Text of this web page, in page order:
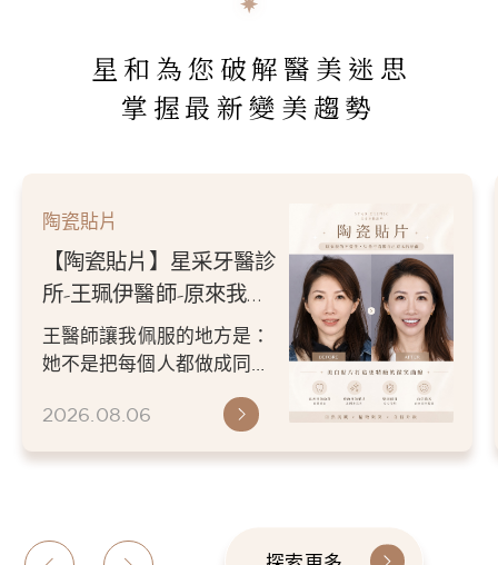
星和為您破解醫美迷思
掌握最新變美趨勢
陶瓷貼片
【陶瓷貼片】星采牙醫診
所-王珮伊醫師-原來我的
不愛笑，只是不喜歡自己
原本的牙齒
王醫師讓我佩服的地方是：
她不是把每個人都做成同一
更適合自己的樣子。 現...
2026.08.06